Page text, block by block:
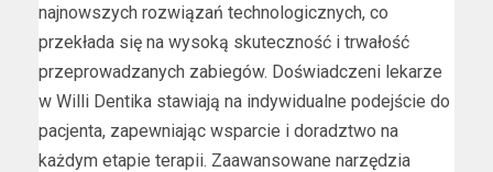
najnowszych rozwiązań technologicznych, co
przekłada się na wysoką skuteczność i trwałość
przeprowadzanych zabiegów. Doświadczeni lekarze
w Willi Dentika stawiają na indywidualne podejście do
pacjenta, zapewniając wsparcie i doradztwo na
każdym etapie terapii. Zaawansowane narzędzia